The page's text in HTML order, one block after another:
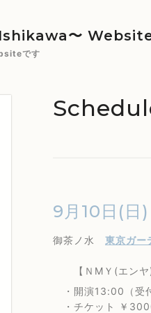
〜
です
9月10日(日)
御茶ノ水 東京ガー
【ＮMＹ(エンヤ)
・開演13:00（受
・チケット ￥